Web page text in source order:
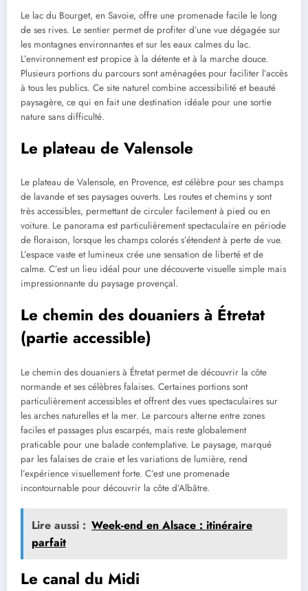
Le lac du Bourget, en Savoie, offre une promenade facile le long
de ses rives. Le sentier permet de profiter d’une vue dégagée sur
les montagnes environnantes et sur les eaux calmes du lac.
L’environnement est propice à la détente et à la marche douce.
Plusieurs portions du parcours sont aménagées pour faciliter l’accès
à tous les publics. Ce site naturel combine accessibilité et beauté
paysagère, ce qui en fait une destination idéale pour une sortie
nature sans difficulté.
Le plateau de Valensole
Le plateau de Valensole, en Provence, est célèbre pour ses champs
de lavande et ses paysages ouverts. Les routes et chemins y sont
très accessibles, permettant de circuler facilement à pied ou en
voiture. Le panorama est particulièrement spectaculaire en période
de floraison, lorsque les champs colorés s’étendent à perte de vue.
L’espace vaste et lumineux crée une sensation de liberté et de
calme. C’est un lieu idéal pour une découverte visuelle simple mais
impressionnante du paysage provençal.
Le chemin des douaniers à Étretat
(partie accessible)
Le chemin des douaniers à Étretat permet de découvrir la côte
normande et ses célèbres falaises. Certaines portions sont
particulièrement accessibles et offrent des vues spectaculaires sur
les arches naturelles et la mer. Le parcours alterne entre zones
faciles et passages plus escarpés, mais reste globalement
praticable pour une balade contemplative. Le paysage, marqué
par les falaises de craie et les variations de lumière, rend
l’expérience visuellement forte. C’est une promenade
incontournable pour découvrir la côte d’Albâtre.
Lire aussi : Week-end en Alsace : itinéraire
parfait
Le canal du Midi